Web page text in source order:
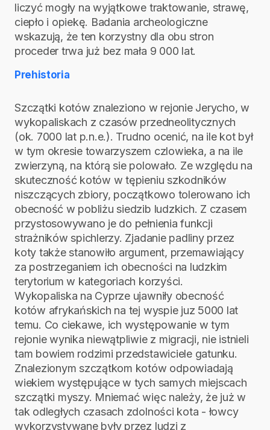
liczyć mogły na wyjątkowe traktowanie, strawę,
ciepło i opiekę. Badania archeologiczne
wskazują, że ten korzystny dla obu stron
proceder trwa już bez mała 9 000 lat.
Prehistoria
Szczątki kotów znaleziono w rejonie Jerycho, w
wykopaliskach z czasów przedneolitycznych
(ok. 7000 lat p.n.e.). Trudno ocenić, na ile kot był
w tym okresie towarzyszem czlowieka, a na ile
zwierzyną, na którą sie polowało. Ze względu na
skuteczność kotów w tępieniu szkodników
niszczących zbiory, początkowo tolerowano ich
obecność w pobliżu siedzib ludzkich. Z czasem
przystosowywano je do pełnienia funkcji
strażników spichlerzy. Zjadanie padliny przez
koty także stanowiło argument, przemawiający
za postrzeganiem ich obecności na ludzkim
terytorium w kategoriach korzyści.
Wykopaliska na Cyprze ujawniły obecność
kotów afrykańskich na tej wyspie juz 5000 lat
temu. Co ciekawe, ich występowanie w tym
rejonie wynika niewątpliwie z migracji, nie istnieli
tam bowiem rodzimi przedstawiciele gatunku.
Znalezionym szczątkom kotów odpowiadają
wiekiem występujące w tych samych miejscach
szczątki myszy. Mniemać więc należy, że już w
tak odległych czasach zdolności kota - łowcy
wykorzystywane były przez ludzi z